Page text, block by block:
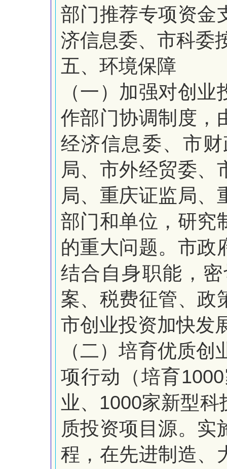
部门推荐专项资金
济信息委、市科委
五、环境保障
（一）加强对创
作部门协调制度，
经济信息委、市
局、市外经贸委、
局、重庆证监局、
部门和单位，研究
的重大问题。市政
结合自身职能，
案、税费征管、政
市创业投资加快发
（二）培育优质
项行动（培育1000
业、 1000家新型科
质投资项目源。实
程，在先进制造、